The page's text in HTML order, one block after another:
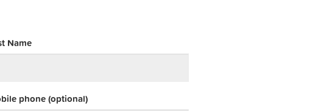
Name
phone (optional)